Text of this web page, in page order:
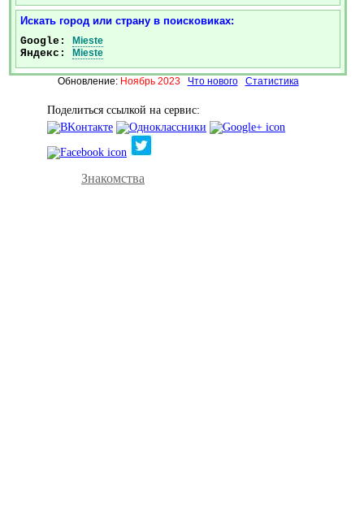
Искать город или страну в поисковиках:
Google: Mieste
Яндекс: Mieste
Обновление: Ноябрь 2023 Что нового Статистика
Поделиться ссылкой на сервис:
Знакомства